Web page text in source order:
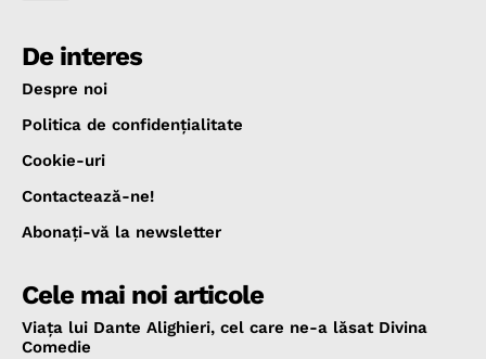
De interes
Despre noi
Politica de confidenţialitate
Cookie-uri
Contactează-ne!
Abonaţi-vă la newsletter
Cele mai noi articole
Viața lui Dante Alighieri, cel care ne-a lăsat Divina
Comedie